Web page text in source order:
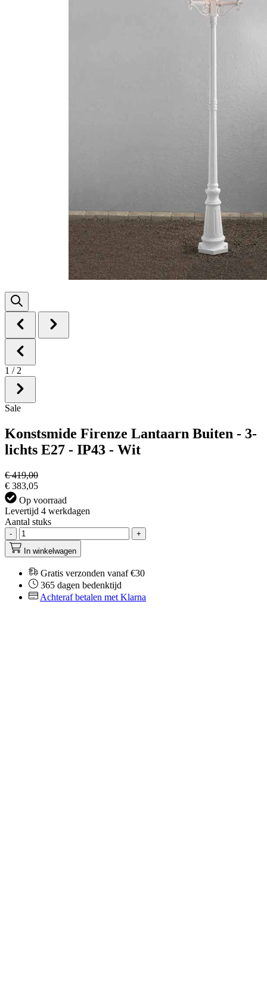
1 / 2
Sale
Konstsmide Firenze Lantaarn Buiten - 3-
lichts E27 - IP43 - Wit
€ 419,00
€ 383,05
Op voorraad
Levertijd 4 werkdagen
Aantal stuks
-
+
In winkelwagen
Gratis verzonden vanaf €30
365 dagen bedenktijd
Achteraf betalen met Klarna